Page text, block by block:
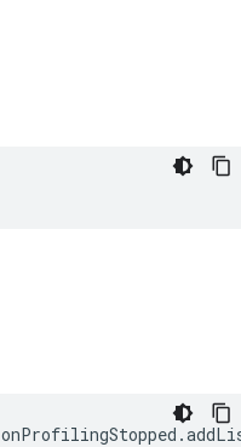
onProfilingStopped .